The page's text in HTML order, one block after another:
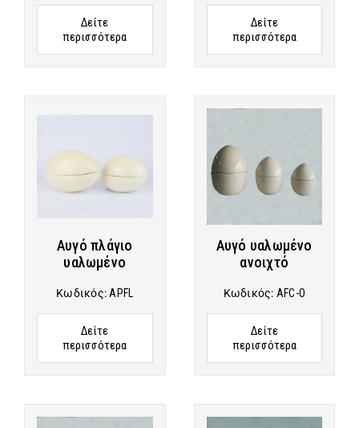
Δείτε
περισσότερα
Δείτε
περισσότερα
Αυγό πλάγιο
υαλωμένο
Κωδικός: APFL
Δείτε
περισσότερα
Αυγό υαλωμένο
ανοιχτό
Κωδικός: AFC-Ο
Δείτε
περισσότερα